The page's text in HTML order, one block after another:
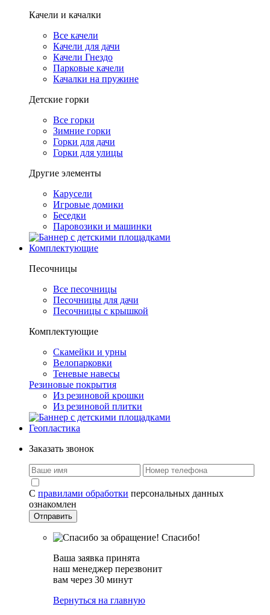
Качели и качалки
Все качели
Качели для дачи
Качели Гнездо
Парковые качели
Качалки на пружине
Детские горки
Все горки
Зимние горки
Горки для дачи
Горки для улицы
Другие элементы
Карусели
Игровые домики
Беседки
Паровозики и машинки
Комплектующие
Песочницы
Все песочницы
Песочницы для дачи
Песочницы с крышкой
Комплектующие
Скамейки и урны
Велопарковки
Теневые навесы
Резиновые покрытия
Из резиновой крошки
Из резиновой плитки
Геопластика
Заказать звонок
С правилами обработки персональных данных
ознакомлен
Спасибо!
Ваша заявка принята
наш менеджер перезвонит
вам через 30 минут
Вернуться на главную